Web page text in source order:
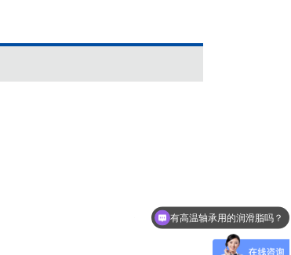
有高温轴承用的润滑脂吗？